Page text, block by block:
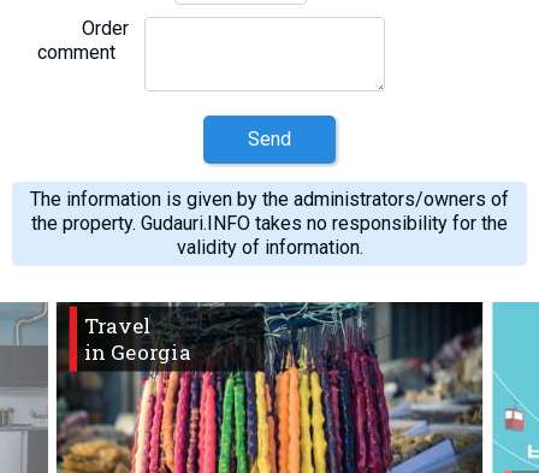
Order
comment
Send
The information is given by the administrators/owners of
the property. Gudauri.INFO takes no responsibility for the
validity of information.
Travel
in Georgia